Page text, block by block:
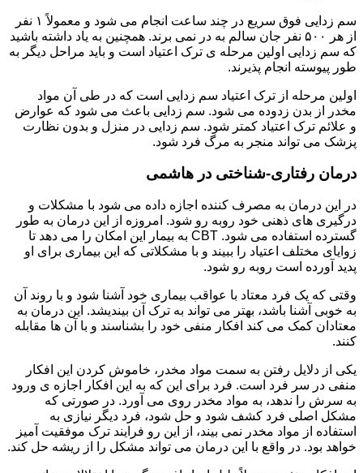
سم زدایی فوق سریع در چند ساعت انجام می شود و معمولاً ۱ نفر
از هر ۵۰۰ نفر جان سالم به در نمی برند. همچنین به یاد داشته باشید
که سم زدایی اولین مرحله ی ترک اعتیاد است و باید مراحل دیگر به
طور پیوسته انجام پذیرند.
اولین مرحله از ترک اعتیاد سم زدایی است که در طی آن مواد
مخدر از بدن زدوده می شود. سم زدایی باعث می شود که عوارض
و علائم ترک اعتیاد کمتر شود. سم زدایی در منزل و بدون نظارت
پزشک می تواند منجر به مرگ فرد شود.
درمان رفتاری-شناختی در هاشمی
در این درمان به مصرف کننده اجازه داده می شود با مشکلات و
درگیری های ذهنی خود روبه رو شود. امروزه از این درمان به طور
گسترده استفاده می شود. CBT به بیمار این امکان را می دهد تا
زوایای مختلف اعتیاد را ببیند و با مشکلاتی که این بیماری برای او
پدید آورده است روبه رو شود.
وقتی که یک فرد معتاد با عواقب بیماری خود آشنا شود و با روند آن
به خوبی آشنا باشد، بهتر می تواند به ترک آن بیندیشد. این درمان به
معتادان کمک می کند افکار منفی خود را بشناسند و با آن ها مقابله
کنند.
یکی از دلایل رفتن به سمت مواد مخدر، خاموش کردن این افکار
منفی در سر فرد است. فرد برای این که به این افکار اجازه ی ورود
به سرش را ندهد، به مواد مخدر روی می آورد. در صورتی که
مشکل اصلی فرد کشف شود و حل شود، فرد دیگر نیازی به
استفاده از مواد مخدر نمی بیند، از این رو فرایند ترک موفقیت آمیز
خواهد بود. در واقع با این درمان می تواند مشکل را از ریشه حل کند.